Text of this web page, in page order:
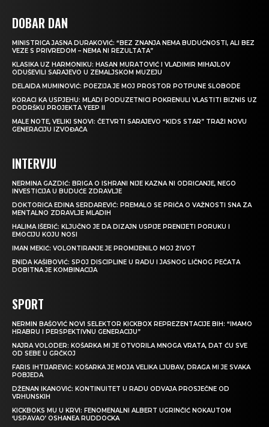
DOBAR DAN
MINISTRICA JASNA DURAKOVIĆ: “BEZ ZNANJA NEMA BUDUĆNOSTI, ALI BEZ
VEZE S PRIVREDOM – NEMA NI REZULTATA”
KLASIKA UZ HARMONIKU: HASAN MURATOVIĆ I VLADIMIR MIHAJLOV
ODUŠEVILI SARAJEVO U ZEMALJSKOM MUZEJU
DELAIDA MUMINOVIĆ: POEZIJA JE MOJ PROSTOR POTPUNE SLOBODE
KORACI KA USPJEHU: MLADI PODUZETNICI POKRENULI VLASTITI BIZNIS UZ
PODRŠKU PROJEKTA YEEP II
MALE NOTE, VELIKI SNOVI: ČETVRTI SARAJEVO “KIDS STAR” TRAŽI NOVU
GENERACIJU IZVOĐAČA
INTERVJU
NERMINA GAZDIĆ: BRIGA O ISHRANI NIJE KAZNA NI ODRICANJE, NEGO
INVESTICIJA U BUDUĆE ZDRAVLJE
DOKTORICA EDINA SERDAREVIĆ: PREMALO SE PRIČA O VAŽNOSTI SNA ZA
MENTALNO ZDRAVLJE MLADIH
HALIMA IŠERIĆ: KLJUČNO JE DA DIZAJN USPIJE PRENIJETI PORUKU I
EMOCIJU KOJU NOSI
IMAN MEKIĆ: VOLONTIRANJE JE PROMIJENILO MOJ ŽIVOT
ENIDA KAŠIBOVIĆ: SPOJ DISCIPLINE U RADU I JASNOG LIČNOG PEČATA
DOBITNA JE KOMBINACIJA
SPORT
NERMIN BAŠOVIĆ NOVI SELEKTOR KICKBOX REPREZENTACIJE BIH: “IMAMO
HRABRU I PERSPEKTIVNU GENERACIJU”
NAJRA VOLODER: KOŠARKA MI JE OTVORILA MNOGA VRATA, DAT ĆU SVE
OD SEBE U GRČKOJ
FARIS IHTIJAREVIĆ: KOŠARKA JE MOJA VELIKA LJUBAV, DRAGA MI JE SVAKA
POBJEDA
DŽENAN IKANOVIĆ: KONTINUITET U RADU ODVAJA PROSJEČNE OD
VRHUNSKIH
KICKBOKS MU U KRVI: FENOMENALNI ALBERT UGRINČIĆ NOKAUTOM
‘USPAVAO’ OSHANEA RUDDOCKA